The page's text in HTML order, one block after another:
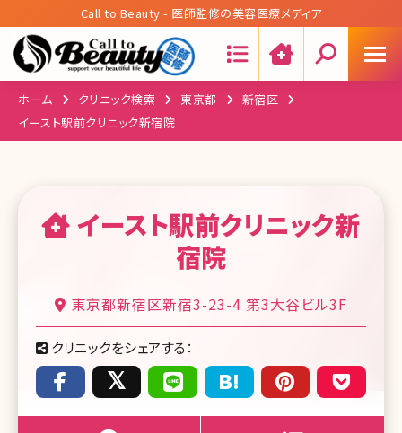
Call to Beauty - 医師監修の美容医療メディア
ホーム クリニック検索 東京都
新宿区
イースト駅前クリニック新宿院
イースト駅前クリニック新
宿院
東京都新宿区新宿3-23-4 第3大谷ビル3F
クリニックをシェアする：